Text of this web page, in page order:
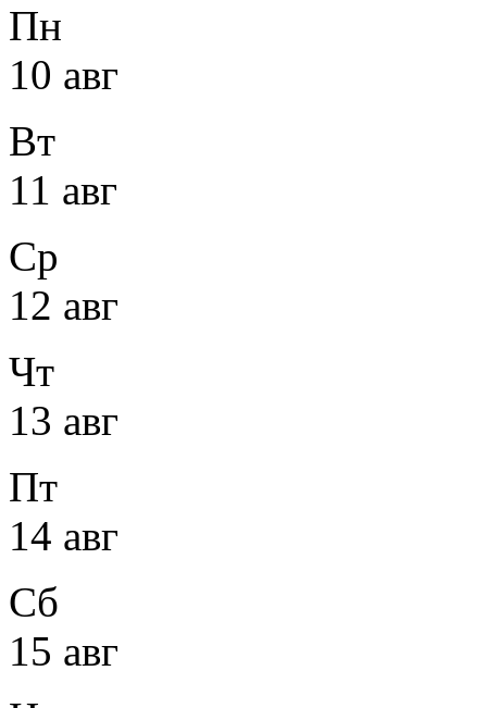
Пн
10 авг
Вт
11 авг
Ср
12 авг
Чт
13 авг
Пт
14 авг
Сб
15 авг